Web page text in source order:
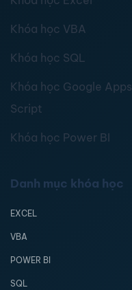
Khóa học VBA
Khóa học SQL
Khóa học Google Apps
Script
Khóa học Power BI
Danh mục khóa học
EXCEL
VBA
POWER BI
SQL